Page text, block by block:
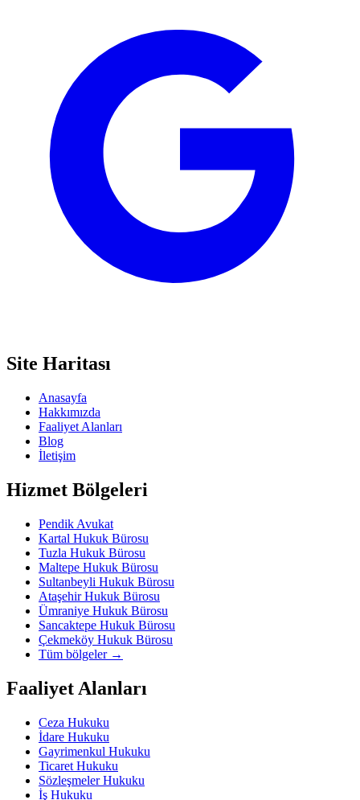
Site Haritası
Anasayfa
Hakkımızda
Faaliyet Alanları
Blog
İletişim
Hizmet Bölgeleri
Pendik Avukat
Kartal Hukuk Bürosu
Tuzla Hukuk Bürosu
Maltepe Hukuk Bürosu
Sultanbeyli Hukuk Bürosu
Ataşehir Hukuk Bürosu
Ümraniye Hukuk Bürosu
Sancaktepe Hukuk Bürosu
Çekmeköy Hukuk Bürosu
Tüm bölgeler →
Faaliyet Alanları
Ceza Hukuku
İdare Hukuku
Gayrimenkul Hukuku
Ticaret Hukuku
Sözleşmeler Hukuku
İş Hukuku